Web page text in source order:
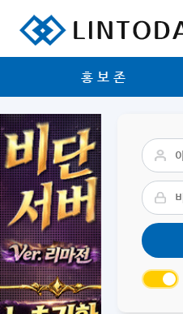
홍보존